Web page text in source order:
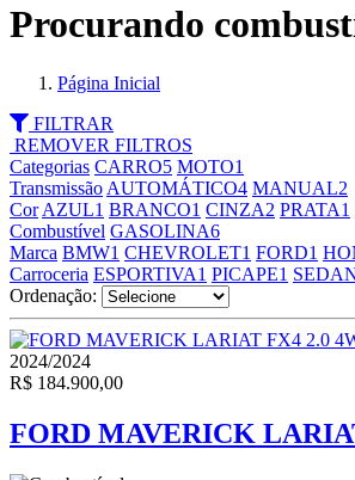
Procurando
Página Inicial
FILTRAR
REMOVER FILTROS
Categorias CARRO5 MOTO1
Transmissão AUTOMÁTICO4 MANUAL2
Cor AZUL1 BRANCO1 CINZA2 PRATA1
Combustível GASOLINA6
Marca BMW1 CHEVROLET1 FORD1
Carroceria ESPORTIVA1 PICAPE1
Ordenação:
2024/2024
R$ 184.900,00
FORD MAVERICK